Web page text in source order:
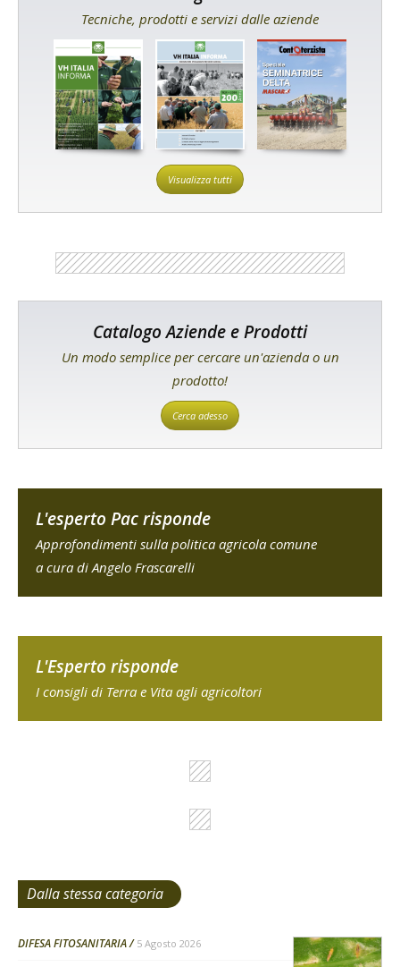
Tecniche, prodotti e servizi dalle aziende
Visualizza tutti
Catalogo Aziende e Prodotti
Un modo semplice per cercare un'azienda o un
prodotto!
Cerca adesso
L'esperto Pac risponde
Approfondimenti sulla politica agricola comune
a cura di Angelo Frascarelli
L'Esperto risponde
I consigli di Terra e Vita agli agricoltori
Dalla stessa categoria
DIFESA FITOSANITARIA 5 Agosto 2026